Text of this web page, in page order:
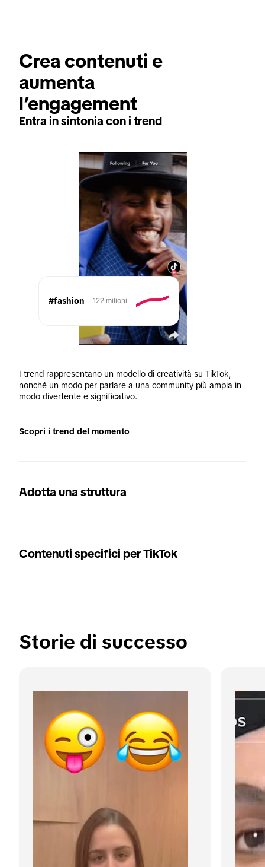
Crea contenuti e
aumenta
l’engagement
Entra in sintonia con i trend
#fashion 122 milioni
I trend rappresentano un modello di creatività su TikTok,
nonché un modo per parlare a una community più ampia in
modo divertente e significativo.
Scopri i trend del momento
Adotta una struttura
Contenuti specifici per TikTok
Storie di successo